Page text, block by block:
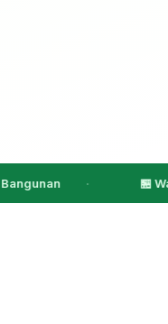
🏪 Warung